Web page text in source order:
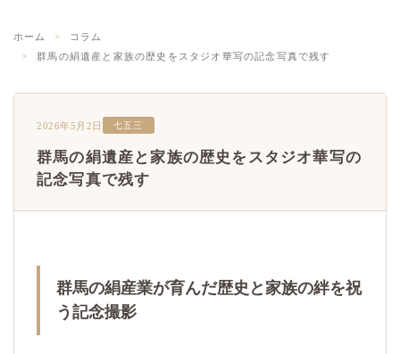
ホーム
コラム
群馬の絹遺産と家族の歴史をスタジオ華写の記念写真で残す
2026年5月2日 七五三
群馬の絹遺産と家族の歴史をスタジオ華写の
記念写真で残す
群馬の絹産業が育んだ歴史と家族の絆を祝
う記念撮影